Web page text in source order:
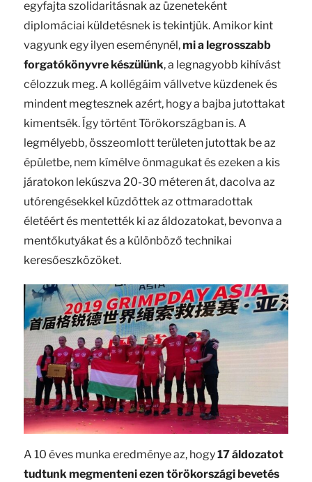
egyfajta szolidaritásnak az üzeneteként
diplomáciai küldetésnek is tekintjük. Amikor kint
vagyunk egy ilyen eseménynél,mi a legrosszabb
forgatókönyvre készülünk, a legnagyobb kihívást
célozzuk meg. A kollégáim vállvetve küzdenek és
mindent megtesznek azért, hogy a bajba jutottakat
kimentsék. Így történt Törökországban is. A
legmélyebb, összeomlott területen jutottak be az
épületbe, nem kímélve önmagukat és ezeken a kis
járatokon lekúszva 20-30 méteren át, dacolva az
utórengésekkel küzdöttek az ottmaradottak
életéért és mentették ki az áldozatokat, bevonva a
mentőkutyákat és a különböző technikai
keresőeszközöket.
A 10 éves munka eredménye az, hogy17 áldozatot
tudtunk megmenteni ezen törökországi bevetés